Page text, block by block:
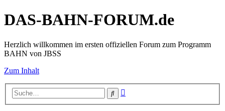
DAS-BAHN-FORUM.de
Herzlich willkommen im ersten offiziellen Forum zum Programm
BAHN von JBSS
Zum Inhalt
Suche